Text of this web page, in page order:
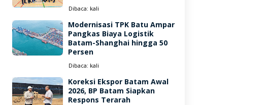
Dibaca: kali
Modernisasi TPK Batu Ampar
Pangkas Biaya Logistik
Batam-Shanghai hingga 50
Persen
Dibaca: kali
Koreksi Ekspor Batam Awal
2026, BP Batam Siapkan
Respons Terarah